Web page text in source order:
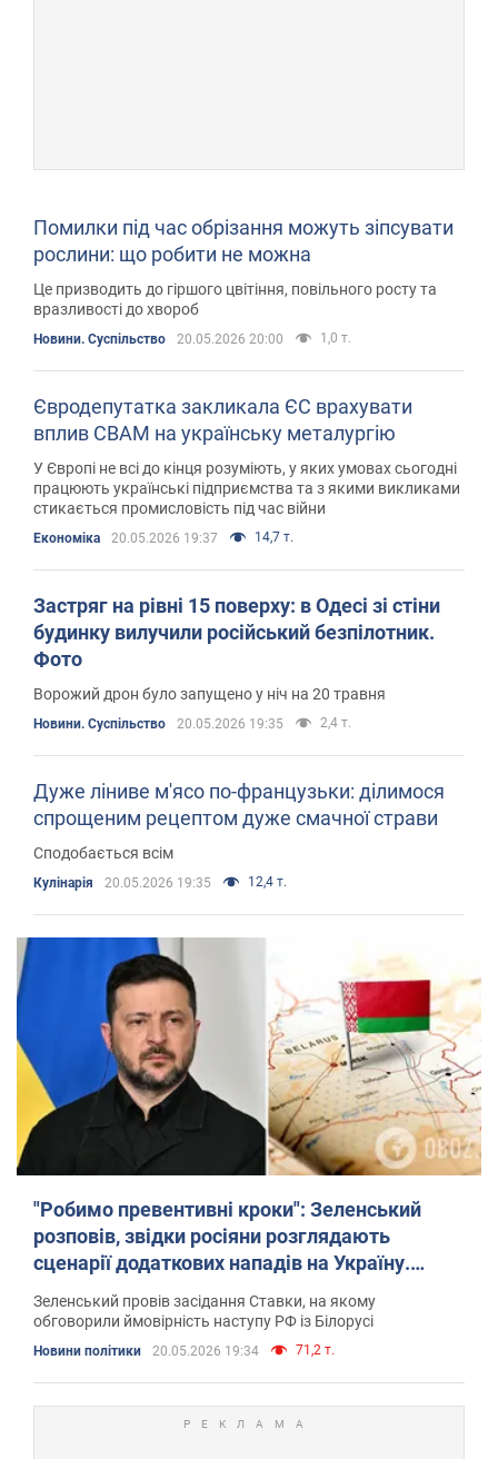
Помилки під час обрізання можуть зіпсувати
рослини: що робити не можна
Це призводить до гіршого цвітіння, повільного росту та
вразливості до хвороб
Новини. Суспільство 20.05.2026 20:00 1,0 т.
Євродепутатка закликала ЄС врахувати
вплив СВАМ на українську металургію
У Європі не всі до кінця розуміють, у яких умовах сьогодні
працюють українські підприємства та з якими викликами
стикається промисловість під час війни
Економіка 20.05.2026 19:37 14,7 т.
Застряг на рівні 15 поверху: в Одесі зі стіни
будинку вилучили російський безпілотник.
Фото
Ворожий дрон було запущено у ніч на 20 травня
Новини. Суспільство 20.05.2026 19:35 2,4 т.
Дуже ліниве м'ясо по-французьки: ділимося
спрощеним рецептом дуже смачної страви
Сподобається всім
Кулінарія 20.05.2026 19:35 12,4 т.
"Робимо превентивні кроки": Зеленський
розповів, звідки росіяни розглядають
сценарії додаткових нападів на Україну.
Зеленський провів засідання Ставки, на якому
обговорили ймовірність наступу РФ із Білорусі
Новини політики 20.05.2026 19:34 71,2 т.